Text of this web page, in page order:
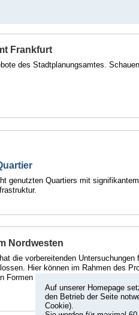
Frankfurt
des Stadtplanungsamtes.
genutzten Quartiers mit signifikantem
Nordwesten
die vorbereitenden Untersuchungen
Hier können im Rahmen des
Formen entstehen.
Auf unserer Homepage
den Betrieb der Seite
Cookie).